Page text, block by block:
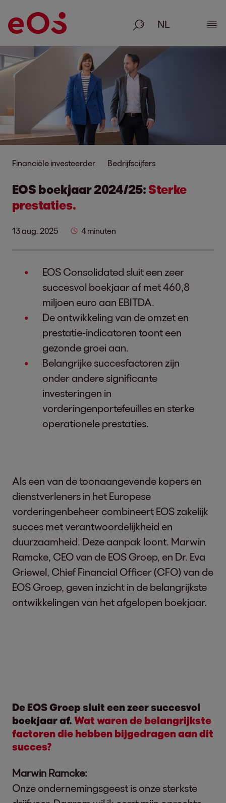
Zoeken
Financiële investeerder Bedrijfscijfers
EOS boekjaar 2024/25: Sterke
prestaties.
13 aug. 2025 4 minuten
EOS Consolidated sluit een zeer
succesvol boekjaar af met 460,8
miljoen euro aan EBITDA.
De ontwikkeling van de omzet en
prestatie-indicatoren toont een
gezonde groei aan.
Belangrijke succesfactoren zijn
onder andere significante
investeringen in
vorderingenportefeuilles en sterke
operationele prestaties.
Als een van de toonaangevende kopers en
dienstverleners in het Europese
vorderingenbeheer combineert EOS zakelijk
succes met verantwoordelijkheid en
duurzaamheid. Deze aanpak loont. Marwin
Ramcke, CEO van de EOS Groep, en Dr. Eva
Griewel, Chief Financial Officer (CFO) van de
EOS Groep, geven inzicht in de belangrijkste
ontwikkelingen van het afgelopen boekjaar.
De EOS Groep sluit een zeer succesvol
boekjaar af. Wat waren de belangrijkste
factoren die hebben bijgedragen aan dit
succes?
Marwin Ramcke:
Onze ondernemingsgeest is onze sterkste